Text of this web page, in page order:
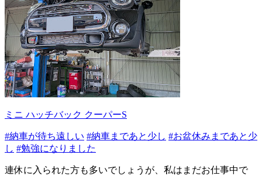
ミニ ハッチバック クーパーS
#納車が待ち遠しい #納車まであと少し #お盆休みまであと少
し #勉強になりました
連休に入られた方も多いでしょうが、私はまだお仕事中で